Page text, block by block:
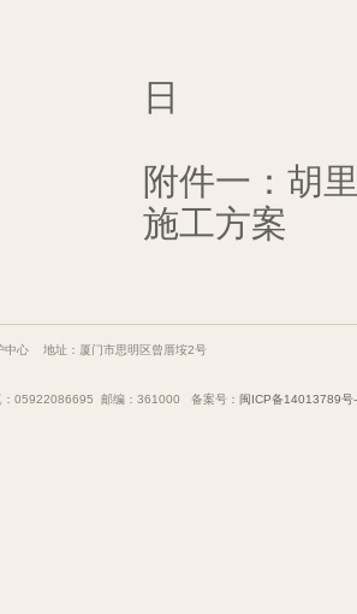
日
附件一： 胡
施工方案
中心 地址：厦门市思明区曾厝垵2号
05922086695 邮编：361000 备案号： 闽ICP备14013789号